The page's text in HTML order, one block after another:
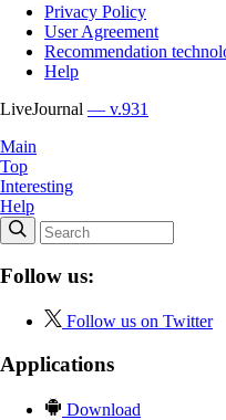
Privacy Policy
User Agreement
Recommendation
Help
LiveJournal — v.931
Main
Top
Interesting
Help
Follow us:
Follow us on Twitter
Applications
Download